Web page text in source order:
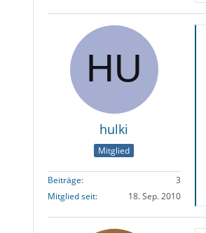
hulki
Mitglied
Beiträge
3
Mitglied seit
18. Sep. 2010